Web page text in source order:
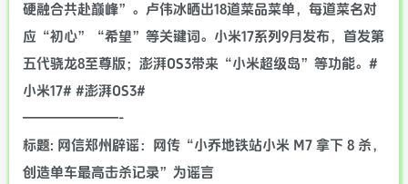
硬融合共赴巅峰”。卢伟冰晒出18道菜品菜单，每道菜名对
应“初心”“希望”等关键词。小米17系列9月发布，首发第
五代骁龙8至尊版；澎湃OS3带来“小米超级岛”等功能。#
小米17# #澎湃OS3#
———————-
标题: 网信郑州辟谣：网传“小乔地铁站小米 M7 拿下 8 杀，
创造单车最高击杀记录”为谣言